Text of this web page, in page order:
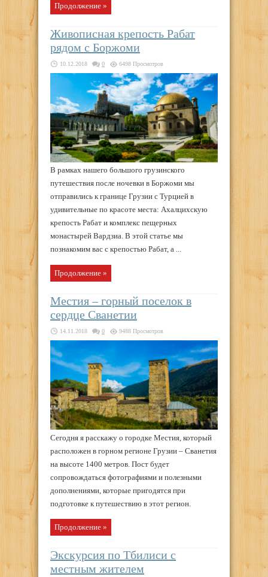
Продолжение »
Живописная крепость Рабат
рядом с Боржоми
10.12.2018 0 6498 Просмотров
В рамках нашего большого грузинского
путешествия после ночевки в Боржоми мы
отправились к границе Грузии с Турцией в
удивительные по красоте места: Ахалцихскую
крепость Рабат и комплекс пещерных
монастырей Вардзиа. В этой статье мы
познакомим вас с крепостью Рабат, а ...
Продолжение »
Местия – горный поселок в
сердце Сванетии
14.11.2018 0 9488 Просмотров
Сегодня я расскажу о городке Местия, который
расположен в горном регионе Грузии – Сванетия
на высоте 1400 метров. Пост будет
сопровождаться фотографиями и полезными
дополнениями, которые пригодятся при
подготовке к путешествию в этот регион.
Продолжение »
Экскурсия по Тбилиси с
местным жителем